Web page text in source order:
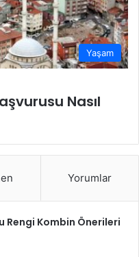
Yaşam
Nasıl
Yorumlar
Rengi Kombin Önerileri